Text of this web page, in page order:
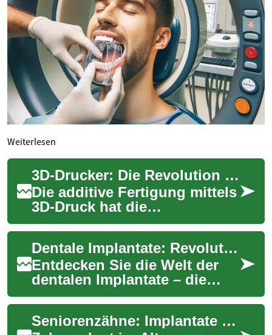
Weiterlesen
3D-Drucker: Die Revolution der modernen Fertigung verstehen
Die additive Fertigung mittels
3D-Druck hat die
Produktionswelt grundlegend
verändert. Diese innovative
Technologie e...
Dentale Implantate: Revolutionärer Zahnersatz für ein strahlendes Lächeln
Entdecken Sie die Welt der
dentalen Implantate – die
innovative Lösung für
fehlende Zähne, die Ihr
Lächeln und Ihre L...
Seniorenzähne: Implantate als moderne Lösung